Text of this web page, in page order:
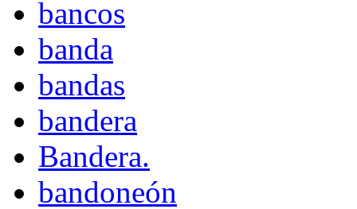
bancos
banda
bandas
bandera
Bandera.
bandoneón